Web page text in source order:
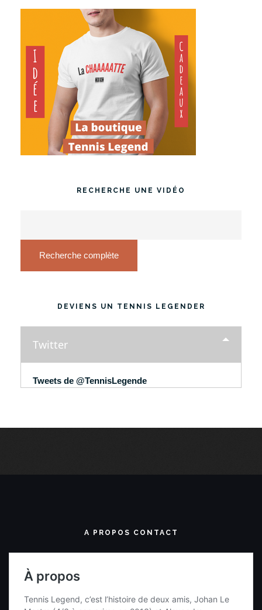
RECHERCHE UNE VIDÉO
Recherche complète
DEVIENS UN TENNIS LEGENDER
Twitter
Tweets de @TennisLegende
A PROPOS CONTACT